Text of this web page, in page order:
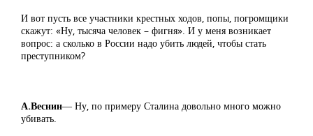
И вот пусть все участники крестных ходов, попы, погромщики
скажут: «Ну, тысяча человек – фигня». И у меня возникает
вопрос: а сколько в России надо убить людей, чтобы стать
преступником?
А.Веснин― Ну, по примеру Сталина довольно много можно
убивать.